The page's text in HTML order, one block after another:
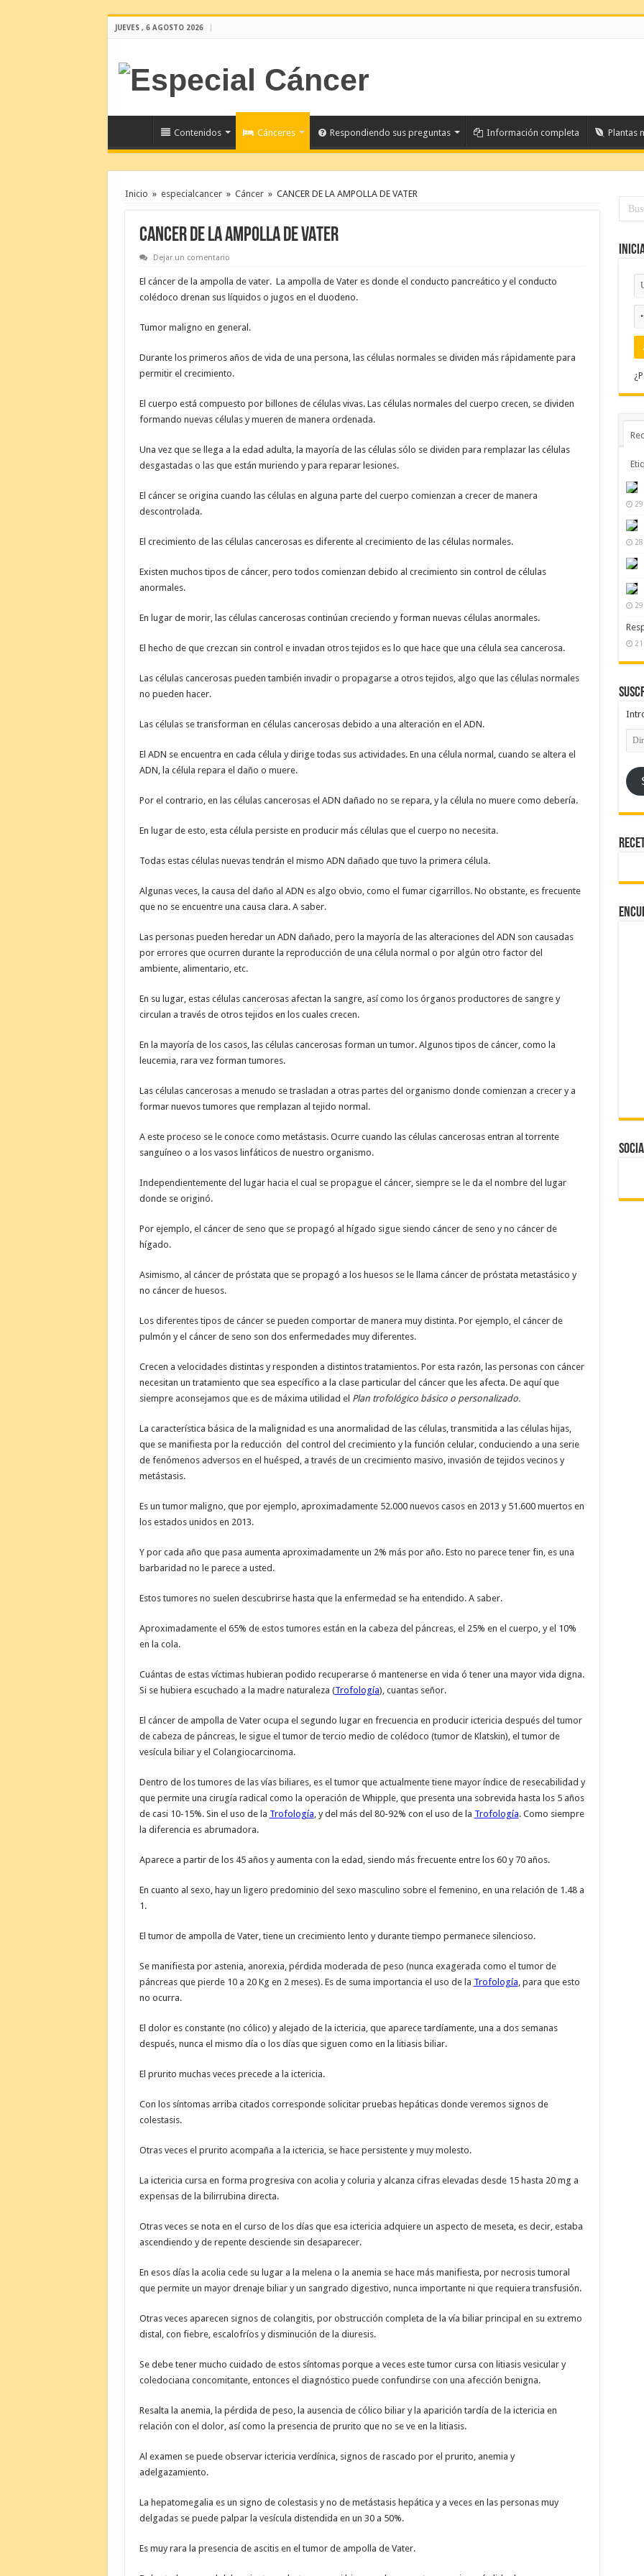
JUEVES , 6 AGOSTO 2026
Contenidos Cánceres Respondiendo sus preguntas Información completa Plantas
Inicio » especialcancer » Cáncer » CANCER DE LA AMPOLLA DE VATER
CANCER DE LA AMPOLLA DE VATER
Dejar un comentario
El cáncer de la ampolla de vater. La ampolla de Vater es donde el conducto pancreático y el conducto
colédoco drenan sus líquidos o jugos en el duodeno.
Tumor maligno en general.
Durante los primeros años de vida de una persona, las células normales se dividen más rápidamente para
permitir el crecimiento.
El cuerpo está compuesto por billones de células vivas. Las células normales del cuerpo crecen, se dividen
formando nuevas células y mueren de manera ordenada.
Una vez que se llega a la edad adulta, la mayoría de las células sólo se dividen para remplazar las células
desgastadas o las que están muriendo y para reparar lesiones.
El cáncer se origina cuando las células en alguna parte del cuerpo comienzan a crecer de manera
descontrolada.
El crecimiento de las células cancerosas es diferente al crecimiento de las células normales.
Existen muchos tipos de cáncer, pero todos comienzan debido al crecimiento sin control de células
anormales.
En lugar de morir, las células cancerosas continúan creciendo y forman nuevas células anormales.
El hecho de que crezcan sin control e invadan otros tejidos es lo que hace que una célula sea cancerosa.
Las células cancerosas pueden también invadir o propagarse a otros tejidos, algo que las células normales
no pueden hacer.
Las células se transforman en células cancerosas debido a una alteración en el ADN.
El ADN se encuentra en cada célula y dirige todas sus actividades. En una célula normal, cuando se altera el
ADN, la célula repara el daño o muere.
Por el contrario, en las células cancerosas el ADN dañado no se repara, y la célula no muere como debería.
En lugar de esto, esta célula persiste en producir más células que el cuerpo no necesita.
Todas estas células nuevas tendrán el mismo ADN dañado que tuvo la primera célula.
Algunas veces, la causa del daño al ADN es algo obvio, como el fumar cigarrillos. No obstante, es frecuente
que no se encuentre una causa clara. A saber.
Las personas pueden heredar un ADN dañado, pero la mayoría de las alteraciones del ADN son causadas
por errores que ocurren durante la reproducción de una célula normal o por algún otro factor del
ambiente, alimentario, etc.
En su lugar, estas células cancerosas afectan la sangre, así como los órganos productores de sangre y
circulan a través de otros tejidos en los cuales crecen.
En la mayoría de los casos, las células cancerosas forman un tumor. Algunos tipos de cáncer, como la
leucemia, rara vez forman tumores.
Las células cancerosas a menudo se trasladan a otras partes del organismo donde comienzan a crecer y a
formar nuevos tumores que remplazan al tejido normal.
A este proceso se le conoce como metástasis. Ocurre cuando las células cancerosas entran al torrente
sanguíneo o a los vasos linfáticos de nuestro organismo.
Independientemente del lugar hacia el cual se propague el cáncer, siempre se le da el nombre del lugar
donde se originó.
Por ejemplo, el cáncer de seno que se propagó al hígado sigue siendo cáncer de seno y no cáncer de
hígado.
Asimismo, al cáncer de próstata que se propagó a los huesos se le llama cáncer de próstata metastásico y
no cáncer de huesos.
Los diferentes tipos de cáncer se pueden comportar de manera muy distinta. Por ejemplo, el cáncer de
pulmón y el cáncer de seno son dos enfermedades muy diferentes.
Crecen a velocidades distintas y responden a distintos tratamientos. Por esta razón, las personas con cáncer
necesitan un tratamiento que sea específico a la clase particular del cáncer que les afecta. De aquí que
siempre aconsejamos que es de máxima utilidad el Plan trofológico básico o personalizado.
La característica básica de la malignidad es una anormalidad de las células, transmitida a las células hijas,
que se manifiesta por la reducción del control del crecimiento y la función celular, conduciendo a una serie
de fenómenos adversos en el huésped, a través de un crecimiento masivo, invasión de tejidos vecinos y
metástasis.
Es un tumor maligno, que por ejemplo, aproximadamente 52.000 nuevos casos en 2013 y 51.600 muertos en
los estados unidos en 2013.
Y por cada año que pasa aumenta aproximadamente un 2% más por año. Esto no parece tener fin, es una
barbaridad no le parece a usted.
Estos tumores no suelen descubrirse hasta que la enfermedad se ha entendido. A saber.
Aproximadamente el 65% de estos tumores están en la cabeza del páncreas, el 25% en el cuerpo, y el 10%
en la cola.
Cuántas de estas víctimas hubieran podido recuperarse ó mantenerse en vida ó tener una mayor vida digna.
Si se hubiera escuchado a la madre naturaleza (Trofología), cuantas señor.
El cáncer de ampolla de Vater ocupa el segundo lugar en frecuencia en producir ictericia después del tumor
de cabeza de páncreas, le sigue el tumor de tercio medio de colédoco (tumor de Klatskin), el tumor de
vesícula biliar y el Colangiocarcinoma.
Dentro de los tumores de las vías biliares, es el tumor que actualmente tiene mayor índice de resecabilidad y
que permite una cirugía radical como la operación de Whipple, que presenta una sobrevida hasta los 5 años
de casi 10-15%. Sin el uso de la Trofología , y del más del 80-92% con el uso de la Trofología. Como siempre
la diferencia es abrumadora.
Aparece a partir de los 45 años y aumenta con la edad, siendo más frecuente entre los 60 y 70 años.
En cuanto al sexo, hay un ligero predominio del sexo masculino sobre el femenino, en una relación de 1.48 a
1.
El tumor de ampolla de Vater, tiene un crecimiento lento y durante tiempo permanece silencioso.
Se manifiesta por astenia, anorexia, pérdida moderada de peso (nunca exagerada como el tumor de
páncreas que pierde 10 a 20 Kg en 2 meses). Es de suma importancia el uso de la Trofología , para que esto
no ocurra.
El dolor es constante (no cólico) y alejado de la ictericia, que aparece tardíamente, una a dos semanas
después, nunca el mismo día o los días que siguen como en la litiasis biliar.
El prurito muchas veces precede a la ictericia.
Con los síntomas arriba citados corresponde solicitar pruebas hepáticas donde veremos signos de
colestasis.
Otras veces el prurito acompaña a la ictericia, se hace persistente y muy molesto.
La ictericia cursa en forma progresiva con acolia y coluria y alcanza cifras elevadas desde 15 hasta 20 mg a
expensas de la bilirrubina directa.
Otras veces se nota en el curso de los días que esa ictericia adquiere un aspecto de meseta, es decir, estaba
ascendiendo y de repente desciende sin desaparecer.
En esos días la acolia cede su lugar a la melena o la anemia se hace más manifiesta, por necrosis tumoral
que permite un mayor drenaje biliar y un sangrado digestivo, nunca importante ni que requiera transfusión.
Otras veces aparecen signos de colangitis, por obstrucción completa de la vía biliar principal en su extremo
distal, con fiebre, escalofríos y disminución de la diuresis.
Se debe tener mucho cuidado de estos síntomas porque a veces este tumor cursa con litiasis vesicular y
coledociana concomitante, entonces el diagnóstico puede confundirse con una afección benigna.
Resalta la anemia, la pérdida de peso, la ausencia de cólico biliar y la aparición tardía de la ictericia en
relación con el dolor, así como la presencia de prurito que no se ve en la litiasis.
Al examen se puede observar ictericia verdínica, signos de rascado por el prurito, anemia y
adelgazamiento.
La hepatomegalia es un signo de colestasis y no de metástasis hepática y a veces en las personas muy
delgadas se puede palpar la vesícula distendida en un 30 a 50%.
Es muy rara la presencia de ascitis en el tumor de ampolla de Vater.
de